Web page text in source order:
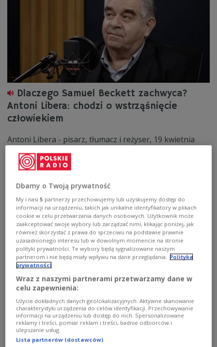
Dlaczego Samuel Beckett zachwyca?
Antoni Libera: chodzi o wstrząśnięcie
człowiekiem
Antoni Libera - pisarz, tłumacz i reżyser, 19 kwietnia
obchodził swoje 75. urodziny. To doskonała okazja do
rozmowy o Samuelu Becketcie, czyli pisarzu niezwykle
ważnym dla jubilata. Dlaczego Beckett zachwyca i skąd
"Strefa literatury" opowiedział sam Antoni Libera.
Zobacz więcej na temat:Antoni Libera Dwójka
literatura
Małgorzata Szymankiewicz KULTURA
Samuel Beckett: "Absurdalna egzystencja
prowadzi do nieuchronnego końca"
Dbamy o Twoją prywatność
My i nasi5 partnerzy przechowujemy lub uzyskujemy dostęp do
informacji na urządzeniu, takich jak unikalne identyfikatory w plikach
cookie w celu przetwarzania danych osobowych. Użytkownik może
zaakceptować swoje wybory lub zarządzać nimi, klikając poniżej, jak
również skorzystać z prawa do sprzeciwu na podstawie prawnie
uzasadnionego interesu lub w dowolnym momencie na stronie
polityki prywatności. Te wybory będą sygnalizowane naszym
partnerom i nie będą miały wpływu na dane przeglądania.
Polityka
prywatności
Wraz z naszymi partnerami przetwarzamy dane w
celu zapewnienia:
Użycie dokładnych danych geolokalizacyjnych. Aktywne skanowanie
charakterystyki urządzenia do celów identyfikacji. Przechowywanie
informacji na urządzeniu lub dostęp do nich. Spersonalizowane
reklamy i treści, pomiar reklam i treści, badnie odbiorców i
ulepszanie usług.
Lista partnerów (dostawców)